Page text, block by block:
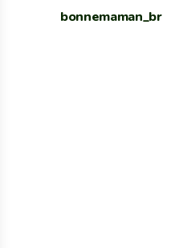
bonnemaman_br